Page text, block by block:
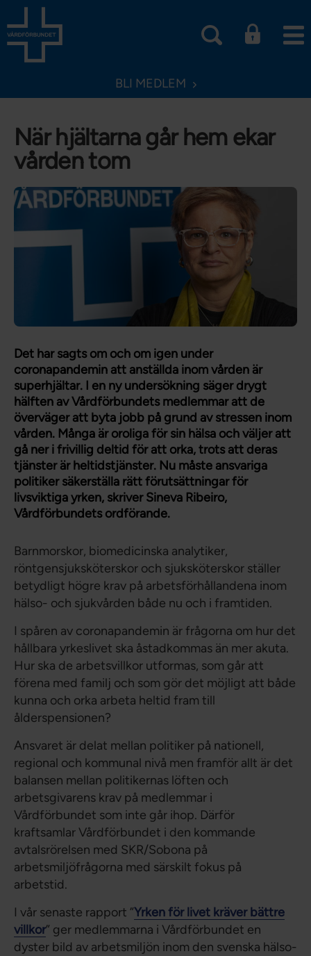
BLI MEDLEM
När hjältarna går hem ekar
vården tom
Det har sagts om och om igen under
coronapandemin att anställda inom vården är
superhjältar. I en ny undersökning säger drygt
hälften av Vårdförbundets medlemmar att de
överväger att byta jobb på grund av stressen inom
vården. Många är oroliga för sin hälsa och väljer att
gå ner i frivillig deltid för att orka, trots att deras
tjänster är heltidstjänster. Nu måste ansvariga
politiker säkerställa rätt förutsättningar för
livsviktiga yrken, skriver Sineva Ribeiro,
Vårdförbundets ordförande.
Barnmorskor, biomedicinska analytiker,
röntgensjuksköterskor och sjuksköterskor ställer
betydligt högre krav på arbetsförhållandena inom
hälso- och sjukvården både nu och i framtiden.
I spåren av coronapandemin är frågorna om hur det
hållbara yrkeslivet ska åstadkommas än mer akuta.
Hur ska de arbetsvillkor utformas, som går att
förena med familj och som gör det möjligt att både
kunna och orka arbeta heltid fram till
ålderspensionen?
Ansvaret är delat mellan politiker på nationell,
regional och kommunal nivå men framför allt är det
balansen mellan politikernas löften och
arbetsgivarens krav på medlemmar i
Vårdförbundet som inte går ihop. Därför
kraftsamlar Vårdförbundet i den kommande
avtalsrörelsen med SKR/Sobona på
arbetsmiljöfrågorna med särskilt fokus på
arbetstid.
I vår senaste rapport ”Yrken för livet kräver bättre
villkor” ger medlemmarna i Vårdförbundet en
dyster bild av arbetsmiljön inom den svenska hälso-